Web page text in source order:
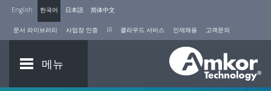
English 한국어 日本語 简体中文
문서 라이브러리 사업장 인증 IR 클라우드 서비스 인재채용 고객문의
메뉴